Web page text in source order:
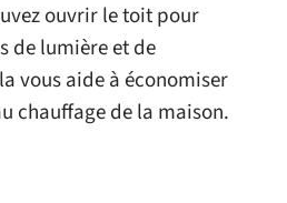
ouvrir le toit pour
de lumière et de
vous aide à économiser
chauffage de la maison.